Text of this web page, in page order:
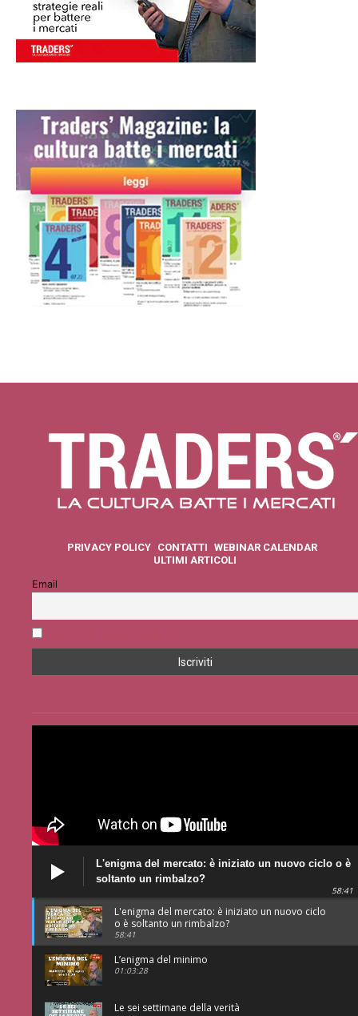
PRIVACY POLICY CONTATTI WEBINAR CALENDAR
ULTIMI ARTICOLI
Email
L'enigma del mercato: è iniziato un nuovo ciclo o è
soltanto un rimbalzo?
58:41
L'enigma del mercato: è iniziato un nuovo ciclo
o è soltanto un rimbalzo?
58:41
L’enigma del minimo
01:03:28
Le sei settimane della verità